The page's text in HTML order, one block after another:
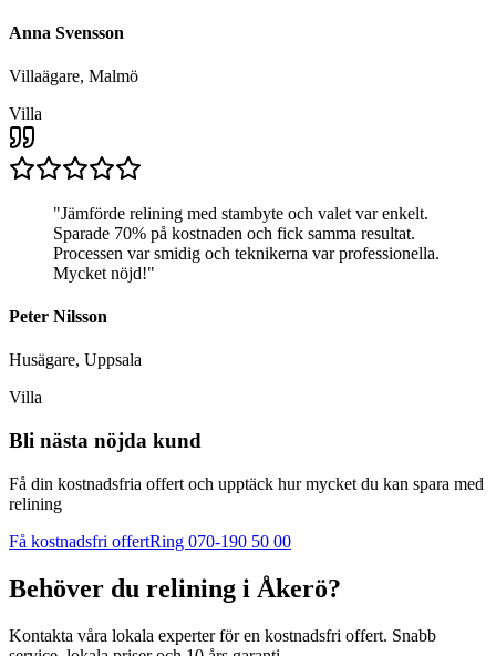
Anna Svensson
Villaägare, Malmö
Villa
"Jämförde relining med stambyte och valet var enkelt.
Sparade 70% på kostnaden och fick samma resultat.
Processen var smidig och teknikerna var professionella.
Mycket nöjd!"
Peter Nilsson
Husägare, Uppsala
Villa
Bli nästa nöjda kund
Få din kostnadsfria offert och upptäck hur mycket du kan spara med
relining
Få kostnadsfri offertRing 070-190 50 00
Behöver du relining i Åkerö?
Kontakta våra lokala experter för en kostnadsfri offert. Snabb